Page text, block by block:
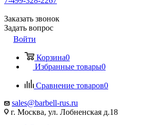
Заказать звонок
Задать вопрос
Войти
Корзина0
Избранные товары0
Сравнение товаров0
sales@barbell-rus.ru
г. Москва, ул. Лобненская д.18